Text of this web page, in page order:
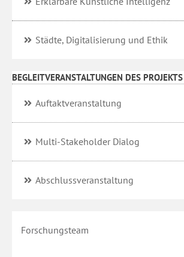
Städte, Digitalisierung und Ethik
BEGLEITVERANSTALTUNGEN DES PROJEKTS
Auftaktveranstaltung
Multi-Stakeholder Dialog
Abschlussveranstaltung
Forschungsteam